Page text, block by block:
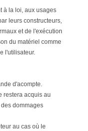
à la loi, aux usages
leurs constructeurs,
et de l'exécution
du matériel comme
l'utilisateur.
d'acompte.
restera acquis au
dommages
au cas où le